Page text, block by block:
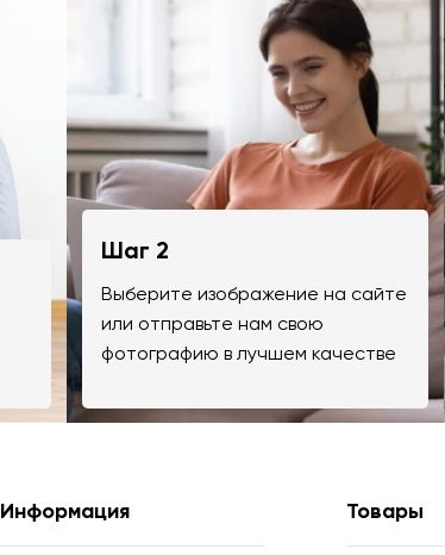
Шаг 2
Выберите изображение на сайте
или отправьте нам свою
фотографию в лучшем качестве
Информация Товары